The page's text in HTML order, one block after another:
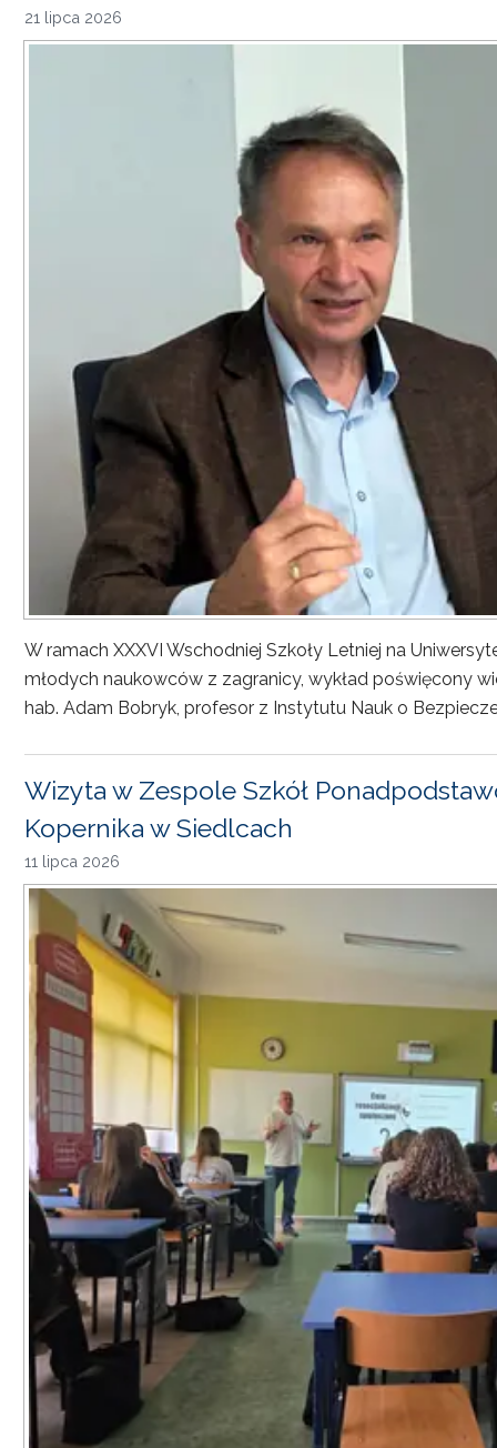
21 lipca 2026
W ramach XXXVI Wschodniej Szkoły Letniej na
młodych naukowców z zagranicy, wykład poświęcony
hab. Adam Bobryk, profesor z Instytutu Nauk o
Wizyta w Zespole Szkół
Kopernika w Siedlcach
11 lipca 2026